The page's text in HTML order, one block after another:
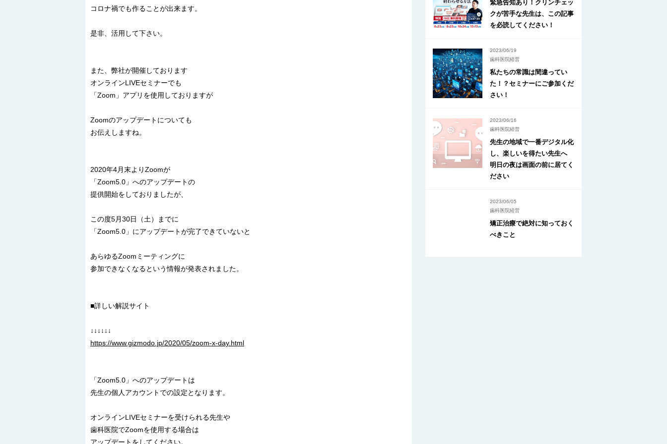
コロナ禍でも作ることが出来ます。
是非、活用して下さい。
また、弊社が開催しております
オンラインLIVEセミナーでも
「Zoom」アプリを使用しておりますが
Zoomのアップデートについても
お伝えしますね。
2020年4月末よりZoomが
「Zoom5.0」へのアップデートの
提供開始をしておりましたが、
この度5月30日（土）までに
「Zoom5.0」にアップデートが完了できていないと
あらゆるZoomミーティングに
参加できなくなるという情報が発表されました。
■詳しい解説サイト
↓↓↓↓↓↓
https://www.gizmodo.jp/2020/05/zoom-x-day.html
「Zoom5.0」へのアップデートは
先生の個人アカウントでの設定となります。
オンラインLIVEセミナーを受けられる先生や
歯科医院でZoomを使用する場合は
アップデートをしてください。
緊急告知あり！クリンチェッ
クが苦手な先生は、この記事
を必読してください！
2023/06/19
歯科医院経営
私たちの常識は間違ってい
た！？セミナーにご参加くだ
さい！
2023/06/16
歯科医院経営
先生の地域で一番デジタル化
し、楽しいを得たい先生へ
明日の夜は画面の前に居てく
ださい
2023/06/05
歯科医院経営
矯正治療で絶対に知っておく
べきこと